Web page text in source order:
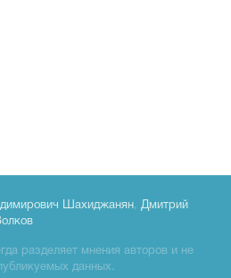
Шахиджанян, Дмитрий
разделяет мнения авторов и не
данных.